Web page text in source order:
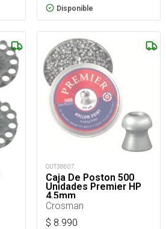
Disponible
OUT38607
Caja De Poston 500
Unidades Premier HP
4.5mm
Crosman
$ 8.990